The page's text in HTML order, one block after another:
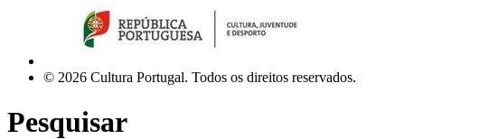
© 2026 Cultura Portugal. Todos os direitos reservados.
Pesquisar